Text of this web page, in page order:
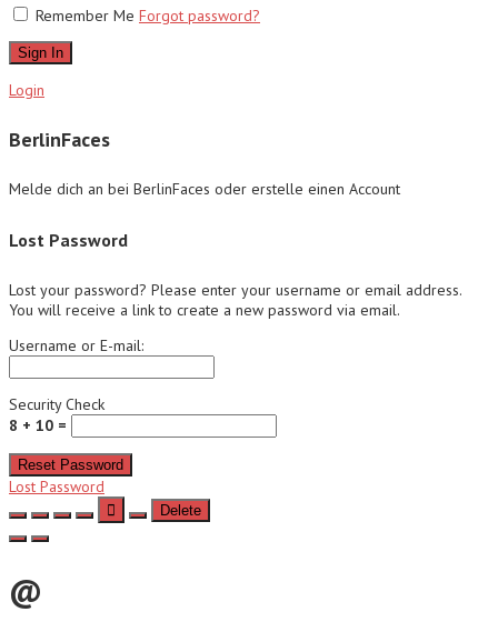
Remember Me Forgot password?
Sign In
Login
BerlinFaces
Melde dich an bei BerlinFaces oder erstelle einen Account
Lost Password
Lost your password? Please enter your username or email address.
You will receive a link to create a new password via email.
Username or E-mail:
Security Check
8 + 10 =
Reset Password
Lost Password
Delete
@